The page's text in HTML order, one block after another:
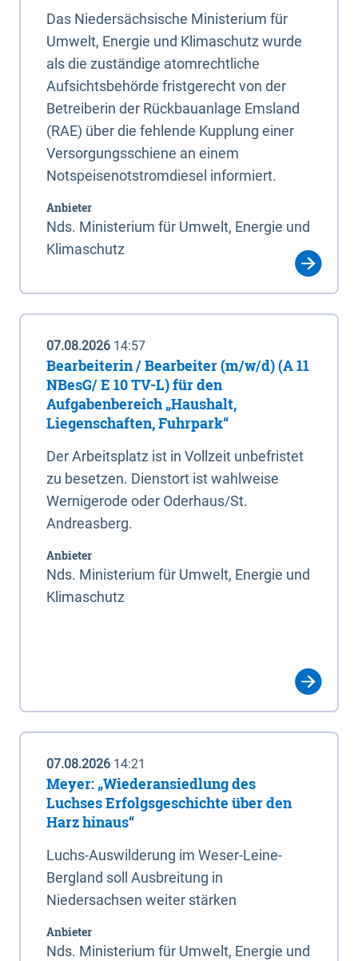
Das Niedersächsische Ministerium für
Umwelt, Energie und Klimaschutz wurde
als die zuständige atomrechtliche
Aufsichtsbehörde fristgerecht von der
Betreiberin der Rückbauanlage Emsland
(RAE) über die fehlende Kupplung einer
Versorgungsschiene an einem
Notspeisenotstromdiesel informiert.
Anbieter
Nds. Ministerium für Umwelt, Energie und
Klimaschutz
07.08.2026 14:57
Bearbeiterin / Bearbeiter (m/w/d) (A 11
NBesG/ E 10 TV-L) für den
Aufgabenbereich „Haushalt,
Liegenschaften, Fuhrpark“
Der Arbeitsplatz ist in Vollzeit unbefristet
zu besetzen. Dienstort ist wahlweise
Wernigerode oder Oderhaus/St.
Andreasberg.
Anbieter
Nds. Ministerium für Umwelt, Energie und
Klimaschutz
07.08.2026 14:21
Meyer: „Wiederansiedlung des
Luchses Erfolgsgeschichte über den
Harz hinaus“
Luchs-Auswilderung im Weser-Leine-
Bergland soll Ausbreitung in
Niedersachsen weiter stärken
Anbieter
Nds. Ministerium für Umwelt, Energie und